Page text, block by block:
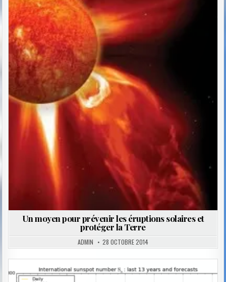
in
Un moyen pour prévenir les éruptions solaires et
protéger la Terre
ADMIN 28 OCTOBRE 2014